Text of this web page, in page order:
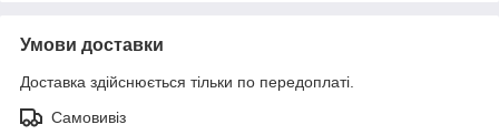
Умови доставки
Доставка здійснюється тільки по передоплаті.
Самовивіз